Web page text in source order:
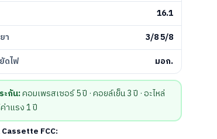
16.1
า
3/8 5/8
ดไฟ
มอก.
ะกัน:คอมเพรสเซอร์ 5 ปี · คอยล์เย็น 3 ปี · อะไหล่
าแรง 1 ปี
FCC: